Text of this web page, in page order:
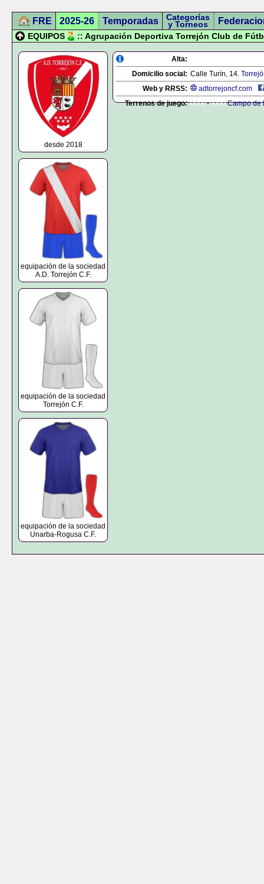
FRE 2025-26 Temporadas Categorías
y Torneos
EQUIPOS :: Agrupación Deportiva Torrejón Club de
desde 2018
equipación de la sociedad
A.D. Torrejón C.F.
equipación de la sociedad
Torrejón C.F.
equipación de la sociedad
Unarba-Rogusa C.F.
Alta:
Domicilio social: Calle Turín, 14.
Web y RRSS:
adtorrejoncf.com
Terrenos de juego: 0000-0000 Campo de